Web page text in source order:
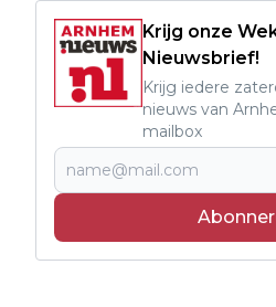
Krijg onze
Nieuwsbrief!
Krijg iedere
nieuws van
mailbox